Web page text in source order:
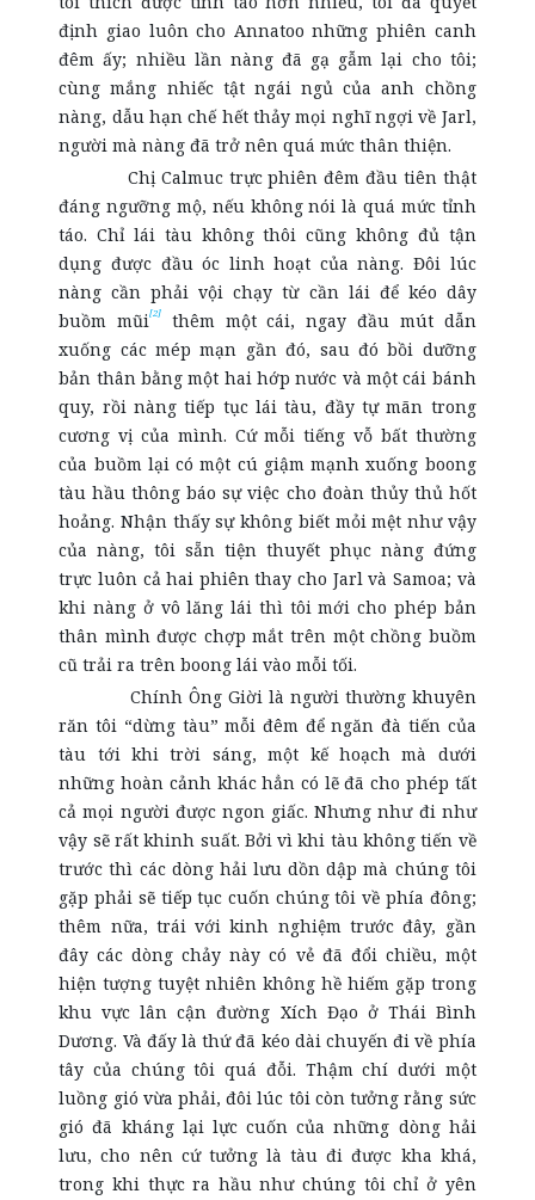
định giao luôn cho Annatoo những phiên canh
đêm ấy; nhiều lần nàng đã gạ gẫm lại cho tôi;
cùng mắng nhiếc tật ngái ngủ của anh chồng
nàng, dẫu hạn chế hết thảy mọi nghĩ ngợi về Jarl,
người mà nàng đã trở nên quá mức thân thiện.
Chị Calmuc trực phiên đêm đầu tiên thật
đáng ngưỡng mộ, nếu không nói là quá mức tỉnh
táo. Chỉ lái tàu không thôi cũng không đủ tận
dụng được đầu óc linh hoạt của nàng. Đôi lúc
nàng cần phải vội chạy từ cần lái để kéo dây
buồm mũi[2]
thêm một cái, ngay đầu mút dẫn
xuống các mép mạn gần đó, sau đó bồi dưỡng
bản thân bằng một hai hớp nước và một cái bánh
quy, rồi nàng tiếp tục lái tàu, đầy tự mãn trong
cương vị của mình. Cứ mỗi tiếng vỗ bất thường
của buồm lại có một cú giậm mạnh xuống boong
tàu hầu thông báo sự việc cho đoàn thủy thủ hốt
hoảng. Nhận thấy sự không biết mỏi mệt như vậy
của nàng, tôi sẵn tiện thuyết phục nàng đứng
trực luôn cả hai phiên thay cho Jarl và Samoa; và
khi nàng ở vô lăng lái thì tôi mới cho phép bản
thân mình được chợp mắt trên một chồng buồm
cũ trải ra trên boong lái vào mỗi tối.
Chính Ông Giời là người thường khuyên
răn tôi “dừng tàu” mỗi đêm để ngăn đà tiến của
tàu tới khi trời sáng, một kế hoạch mà dưới
những hoàn cảnh khác hẳn có lẽ đã cho phép tất
cả mọi người được ngon giấc. Nhưng như đi như
vậy sẽ rất khinh suất. Bởi vì khi tàu không tiến về
trước thì các dòng hải lưu dồn dập mà chúng tôi
gặp phải sẽ tiếp tục cuốn chúng tôi về phía đông;
thêm nữa, trái với kinh nghiệm trước đây, gần
đây các dòng chảy này có vẻ đã đổi chiều, một
hiện tượng tuyệt nhiên không hề hiếm gặp trong
khu vực lân cận đường Xích Đạo ở Thái Bình
Dương. Và đấy là thứ đã kéo dài chuyến đi về phía
tây của chúng tôi quá đỗi. Thậm chí dưới một
luồng gió vừa phải, đôi lúc tôi còn tưởng rằng sức
gió đã kháng lại lực cuốn của những dòng hải
lưu, cho nên cứ tưởng là tàu đi được kha khá,
trong khi thực ra hầu như chúng tôi chỉ ở yên